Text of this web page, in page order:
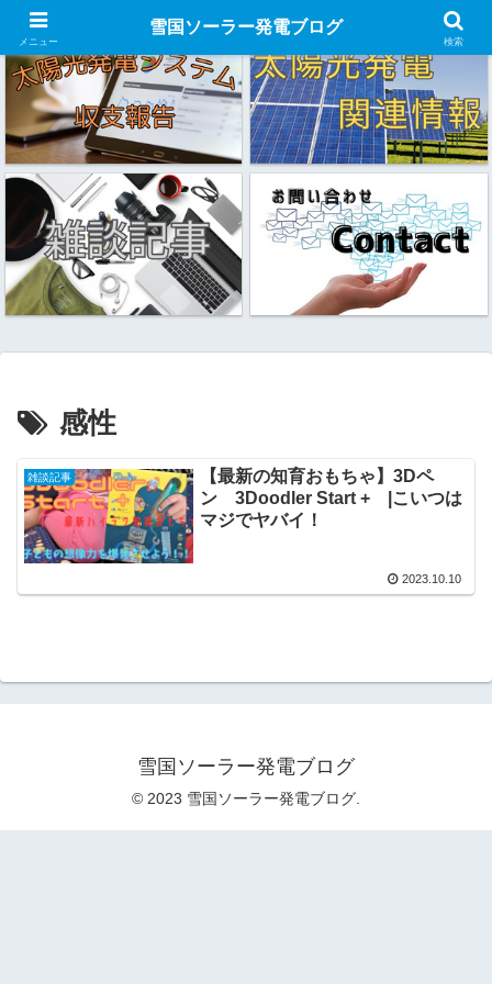
感性
雑談記事
【最新の知育おもちゃ】3Dペ
ン 3Doodler Start + |こいつは
マジでヤバイ！
2023.10.10
雪国ソーラー発電ブログ
© 2023 雪国ソーラー発電ブログ.
メニュー
雪国ソーラー発電ブログ
検索